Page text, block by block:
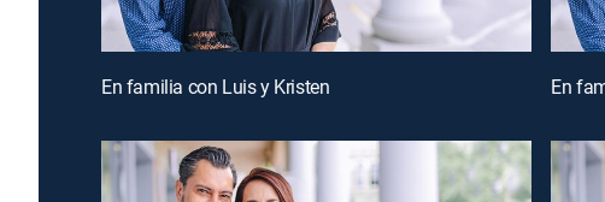
En familia con Luis y Kristen En